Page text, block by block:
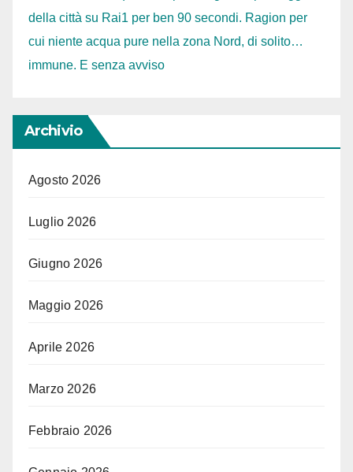
della città su Rai1 per ben 90 secondi. Ragion per
cui niente acqua pure nella zona Nord, di solito…
immune. E senza avviso
Archivio
Agosto 2026
Luglio 2026
Giugno 2026
Maggio 2026
Aprile 2026
Marzo 2026
Febbraio 2026